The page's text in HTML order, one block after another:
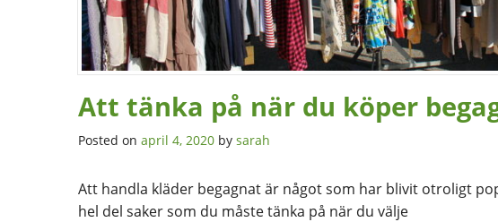
Att tänka på när du köper
Posted on april 4, 2020 by sarah
Att handla kläder begagnat är något som har blivit otroligt
hel del saker som du måste tänka på när du välje